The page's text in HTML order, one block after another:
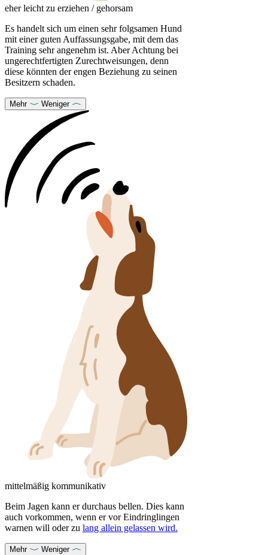
eher leicht zu erziehen / gehorsam
Es handelt sich um einen sehr folgsamen Hund
mit einer guten Auffassungsgabe, mit dem das
Training sehr angenehm ist. Aber Achtung bei
ungerechtfertigten Zurechtweisungen, denn
diese könnten der engen Beziehung zu seinen
Besitzern schaden.
Mehr Weniger
mittelmäßig kommunikativ
Beim Jagen kann er durchaus bellen. Dies kann
auch vorkommen, wenn er vor Eindringlingen
warnen will oder zu lang allein gelassen wird.
Mehr Weniger